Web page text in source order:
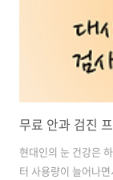
현대인의 눈 건강은
터 사용량이 늘어나